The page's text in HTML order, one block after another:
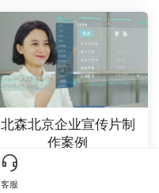
客服
北森北京企业宣传片制
作案例